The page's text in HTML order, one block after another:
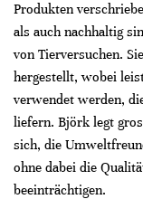
Produkten
als auch nachhaltig
von Tierversuchen.
hergestellt, wobei
verwendet werden,
liefern. Björk legt
sich, die
ohne dabei die
beeinträchtigen.